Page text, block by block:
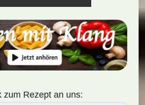
zum Rezept an uns: